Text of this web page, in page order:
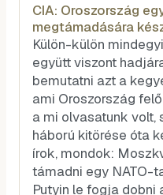
CIA: Oroszország
megtámadására
Külön-külön
együtt viszont
bemutatni azt a
ami Oroszország
a mi olvasatunk volt,
háború kitörése óta
írok, mondok:
támadni egy NATO-
Putyin le fogja dobni